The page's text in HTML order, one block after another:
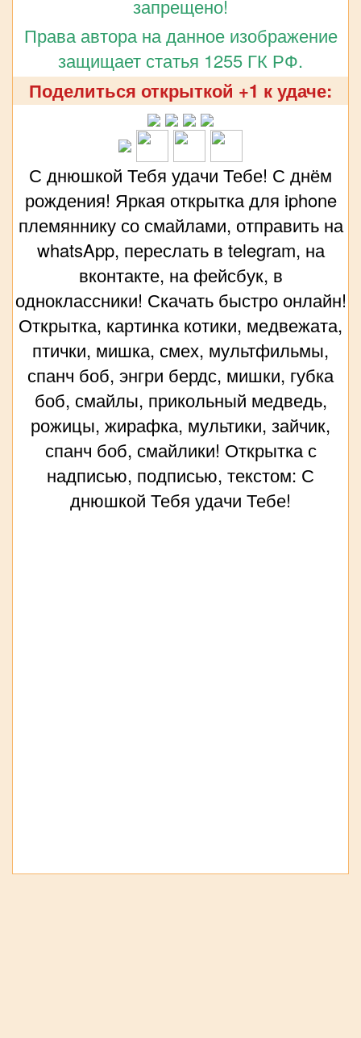
запрещено!
Права автора на данное изображение
защищает статья 1255 ГК РФ.
Поделиться открыткой +1 к удаче:
С днюшкой Тебя удачи Тебе! С днём
рождения! Яркая открытка для iphone
племяннику со смайлами, отправить на
whatsApp, переслать в telegram, на
вконтакте, на фейсбук, в
одноклассники! Скачать быстро онлайн!
Открытка, картинка котики, медвежата,
птички, мишка, смех, мультфильмы,
спанч боб, энгри бердс, мишки, губка
боб, смайлы, прикольный медведь,
рожицы, жирафка, мультики, зайчик,
спанч боб, смайлики! Открытка с
надписью, подписью, текстом: С
днюшкой Тебя удачи Тебе!